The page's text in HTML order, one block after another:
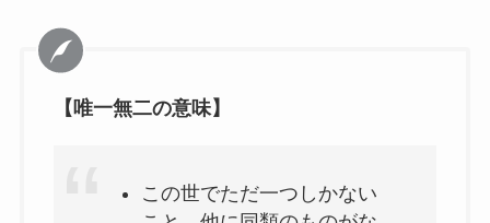
【唯一無二の意味】
この世でただ一つしかない